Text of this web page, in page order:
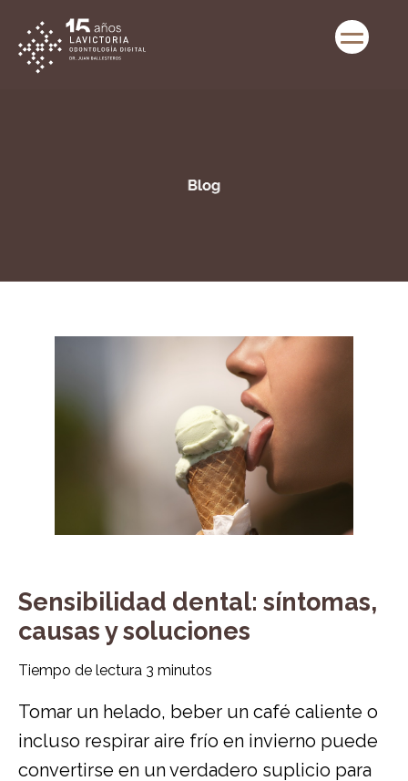
Sensibilidad dental: síntomas,
causas y soluciones
Tiempo de lectura 3 minutos
Tomar un helado, beber un café caliente o
incluso respirar aire frío en invierno puede
convertirse en un verdadero suplicio para